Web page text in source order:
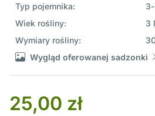
Typ pojemnika:
Wiek rośliny:
3
Wymiary rośliny:
Wygląd oferowanej sadzonki
25,00 zł